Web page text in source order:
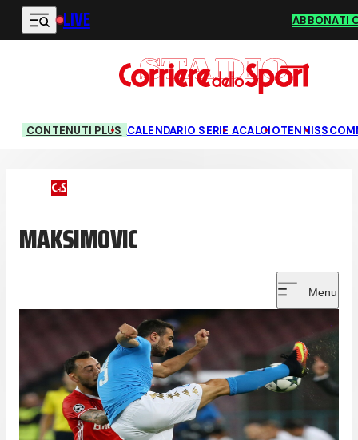
Vai al contenuto principale
LIVE ABBONATI
CONTENUTI PLUS CALENDARIO SERIE ACALCIOTENNIS
MAKSIMOVIC
Menu